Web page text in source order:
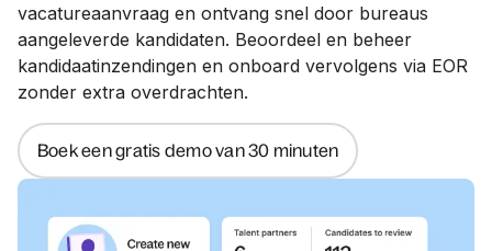
vacatureaanvraag en ontvang snel door bureaus
aangeleverde kandidaten. Beoordeel en beheer
kandidaatinzendingen en onboard vervolgens via EOR
zonder extra overdrachten.
Boek een gratis demo van 30 minuten